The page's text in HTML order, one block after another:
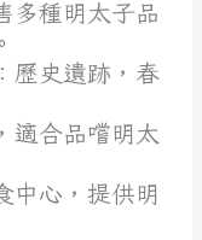
多種明太子品
：歷史遺跡，春
適合品嚐明太
中心，提供明